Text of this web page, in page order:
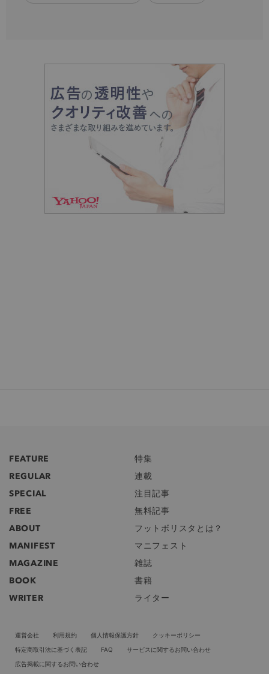
FEATURE
特集
REGULAR
連載
SPECIAL
注目記事
FREE
無料記事
ABOUT
フットボリスタとは？
MANIFEST
マニフェスト
MAGAZINE
雑誌
BOOK
書籍
WRITER
ライター
運営会社 利用規約 個人情報保護方針
クッキーポリシー
特定商取引法に基づく表記
FAQ
サービスに関するお問い合わせ
広告掲載に関するお問い合わせ